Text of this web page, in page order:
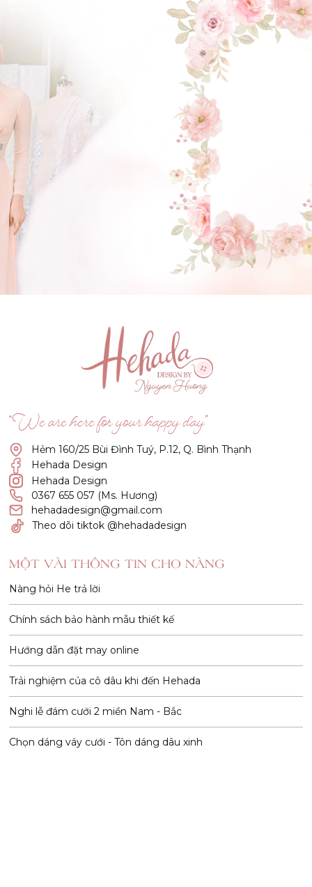
GẬT ĐẦU NHÉ NÀNG !
(Click vào đây để He và Nàng có 1 cuộc hẹn nà)
“We are here for your happy day”
Hẻm 160/25 Bùi Đình Tuý, P.12, Q. Bình Thạnh
Hehada Design
Hehada Design
0367 655 057 (Ms. Hương)
hehadadesign@gmail.com
Theo dõi tiktok @hehadadesign
MỘT VÀI THÔNG TIN CHO NÀNG
Nàng hỏi He trả lời
Chính sách bảo hành mẫu thiết kế
Hướng dẫn đặt may online
Trải nghiệm của cô dâu khi đến Hehada
Nghi lễ đám cưới 2 miền Nam - Bắc
Chọn dáng váy cưới - Tôn dáng dâu xinh